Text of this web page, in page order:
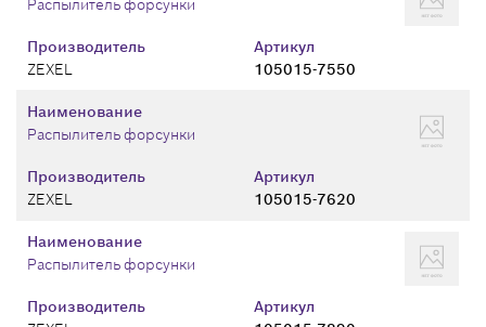
Производитель
ZEXEL
Артикул
105015-7550
Распылитель форсунки
Производитель
ZEXEL
Артикул
105015-7620
Наименование
Распылитель форсунки
Производитель
Артикул
Наименование
Распылитель форсунки